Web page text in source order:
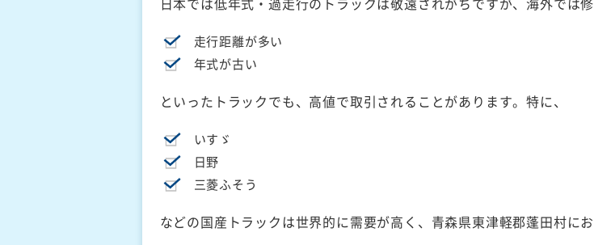
走行距離が多い
年式が古い
といったトラックでも、高値で取引されることがあります。特に、
いすゞ
日野
三菱ふそう
などの国産トラックは世界的に需要が高く、青森県東津軽郡蓬田村に